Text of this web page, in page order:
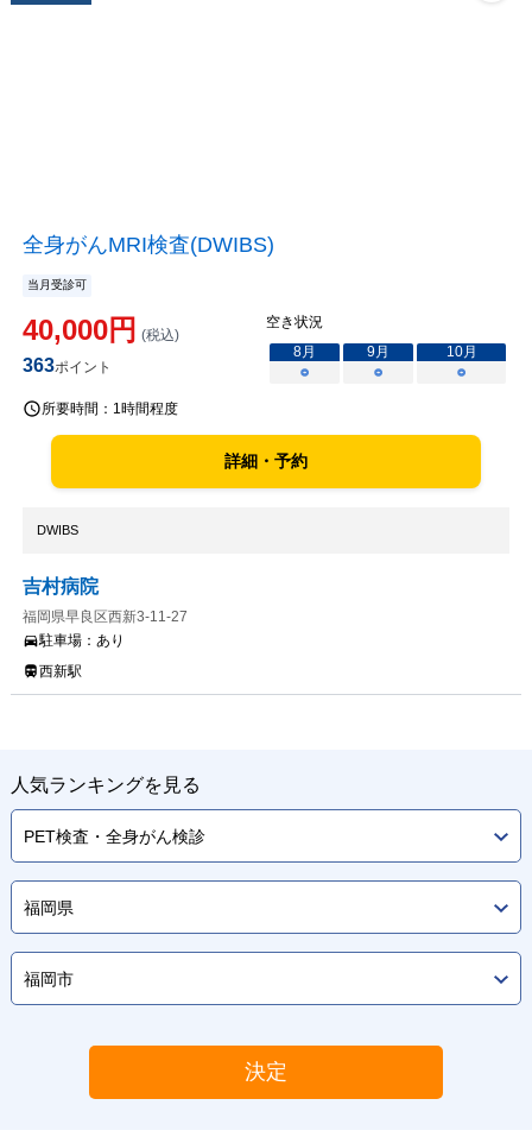
全身がんMRI検査(DWIBS)
当月受診可
40,000円 (税込)
363ポイント
空き状況
8月 9月 10月
○
○ ○
所要時間： 1時間程度
詳細・予約
DWIBS
吉村病院
福岡県早良区西新3-11-27
駐車場： あり
西新駅
人気ランキングを見る
決定